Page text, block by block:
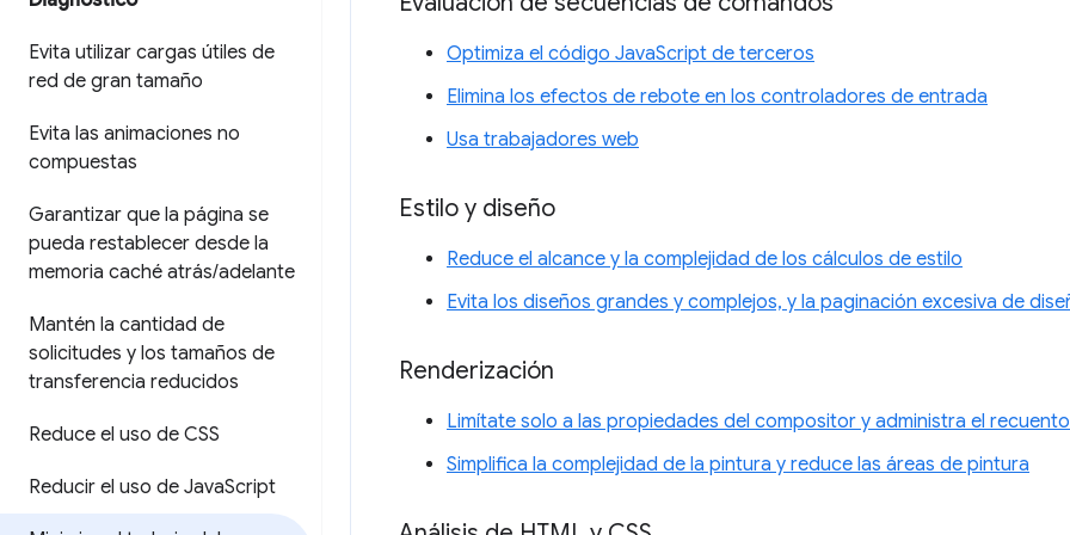
Evita utilizar cargas útiles de
red de gran tamaño
Evita las animaciones no
compuestas
Garantizar que la página se
pueda restablecer desde la
memoria caché atrás/adelante
Mantén la cantidad de
solicitudes y los tamaños de
transferencia reducidos
Reduce el uso de CSS
Reducir el uso de JavaScript
Optimiza el código JavaScript de terceros
Elimina los efectos de rebote en los controladores de entrada
Usa trabajadores web
Estilo y diseño
Reduce el alcance y la complejidad de los cálculos de estilo
Evita los diseños grandes y complejos, y la paginación excesiva de
Renderización
Limítate solo a las propiedades del compositor y administra el
Simplifica la complejidad de la pintura y reduce las áreas de pintura